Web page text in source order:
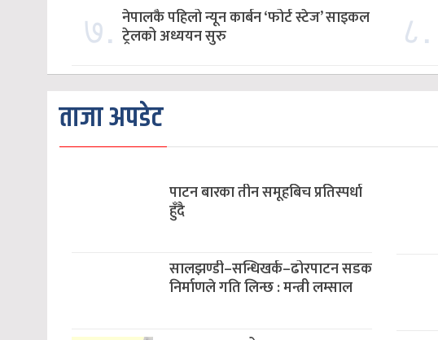
७. नेपालकै पहिलो न्यून कार्बन ‘फोर्ट स्टेज’ साइकल
ट्रेलको अध्ययन सुरु ८.
ताजा अपडेट
पाटन बारका तीन समूहबिच प्रतिस्पर्धा
हुँदै
सालझण्डी–सन्धिखर्क–ढोरपाटन सडक
निर्माणले गति लिन्छ : मन्त्री लम्साल